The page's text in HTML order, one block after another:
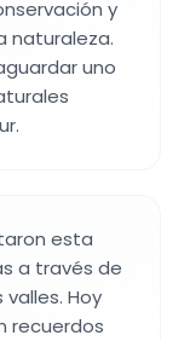
y
naturaleza.
uno
esta
a través de
Hoy
recuerdos